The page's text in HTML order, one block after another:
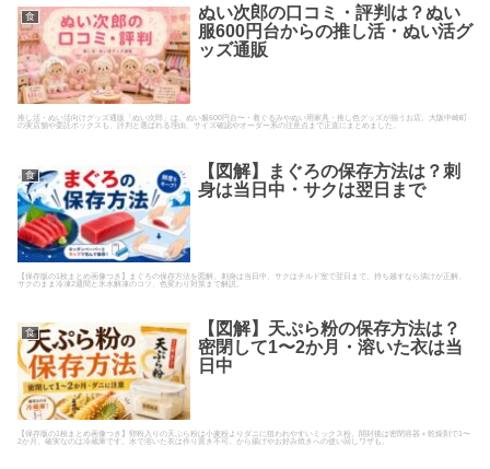
食
ぬい次郎の口コミ・評判は？ぬい
服600円台からの推し活・ぬい活グ
ッズ通販
推し活・ぬい活向けグッズ通販「ぬい次郎」は、ぬい服600円台〜・着ぐるみやぬい用家具・推し色グッズが揃うお店。大阪中崎町
の実店舗や委託ボックスも。評判と選ばれる理由、サイズ確認やオーダー系の注意点まで正直にまとめました。
食
【図解】まぐろの保存方法は？刺
身は当日中・サクは翌日まで
【保存版の1枚まとめ画像つき】まぐろの保存方法を図解。刺身は当日中、サクはチルド室で翌日まで。持ち越すなら漬けが正解。
サクのまま冷凍2週間と氷水解凍のコツ、色変わり対策まで解説。
食
【図解】天ぷら粉の保存方法は？
密閉して1〜2か月・溶いた衣は当
日中
【保存版の1枚まとめ画像つき】卵粉入りの天ぷら粉は小麦粉よりダニに狙われやすいミックス粉。開封後は密閉容器＋乾燥剤で1〜
2か月、確実なのは冷蔵庫です。水で溶いた衣は作り置き不可。から揚げやお好み焼きへの使い回しワザも。